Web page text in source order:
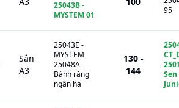
25043B-
MYSTEM 01
95
Sân
A3
25043E -
MYSTEM
25048A-
Bánh răng
ngân hà
130 -
144